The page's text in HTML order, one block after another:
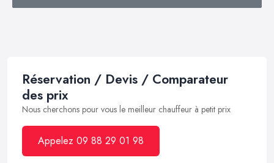
Réservation / Devis / Comparateur
des prix
Nous cherchons pour vous le meilleur chauffeur à petit prix
Appelez 09 88 29 01 98